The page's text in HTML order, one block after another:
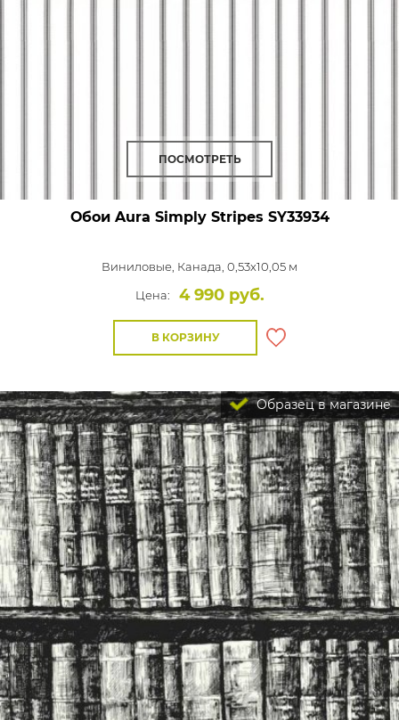
ПОСМОТРЕТЬ
Обои Aura Simply Stripes SY33934
Виниловые, Канада, 0,53x10,05 м
Цена:
4 990 руб.
В КОРЗИНУ
Образец в магазине